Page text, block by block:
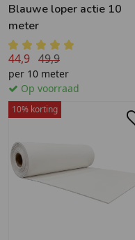
Blauwe loper actie 10
meter
44,9 49,9
per 10 meter
Op voorraad
10% korting